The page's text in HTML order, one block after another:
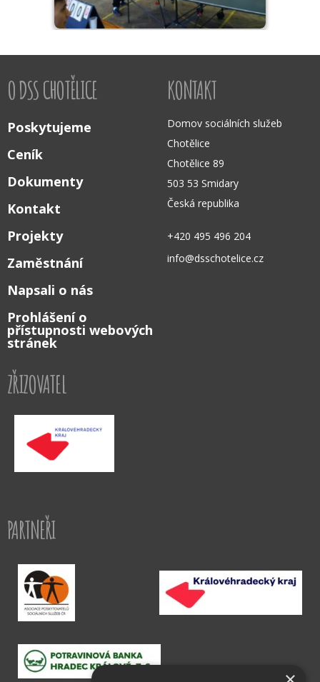
O DSS CHOTĚLICE
Poskytujeme
Ceník
Dokumenty
Kontakt
Projekty
Zaměstnání
Napsali o nás
Prohlášení o
přístupnosti webových
stránek
KONTAKT
Domov sociálních služeb
Chotělice
Chotělice 89
503 53 Smidary
Česká republika
+420 495 496 204
info@dsschotelice.cz
ZŘIZOVATEL
PARTNEŘI